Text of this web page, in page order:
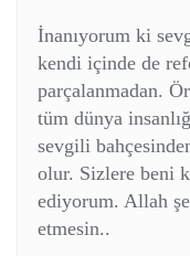
İnanıyorum ki
kendi içinde de
parçalanmadan.
tüm dünya
sevgili
olur. Sizlere beni
ediyorum. Allah
etmesin..